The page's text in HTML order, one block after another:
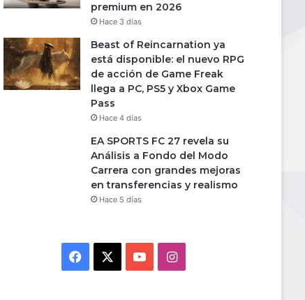
premium en 2026
Hace 3 días
Beast of Reincarnation ya
está disponible: el nuevo RPG
de acción de Game Freak
llega a PC, PS5 y Xbox Game
Pass
Hace 4 días
EA SPORTS FC 27 revela su
Análisis a Fondo del Modo
Carrera con grandes mejoras
en transferencias y realismo
Hace 5 días
Facebook YouTubeInstagram